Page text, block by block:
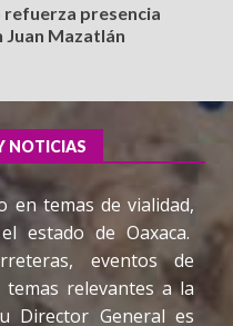
presencia
Juan Mazatlán
NOTICIAS
en temas de vialidad,
estado de Oaxaca.
eventos de
relevantes a la
Director General es